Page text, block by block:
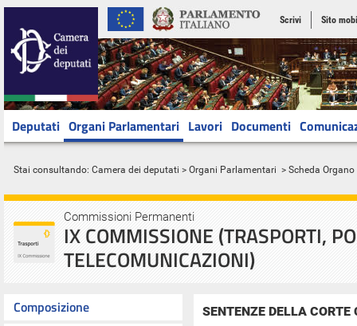
Scrivi Sito
Deputati Organi Parlamentari Lavori Documenti
Stai consultando: Camera dei deputati > Organi Parlamentari > Scheda Organo
Commissioni Permanenti
IX COMMISSIONE (TRASPORTI,
TELECOMUNICAZIONI)
Composizione
SENTENZE DELLA